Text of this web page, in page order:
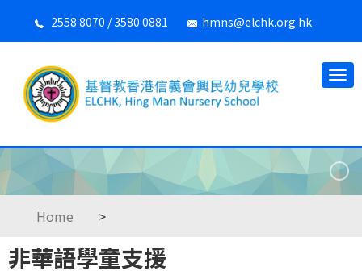
2558 8070 / 3580 0881 hmns@elchk.org.hk
Home >
非華語學童支援